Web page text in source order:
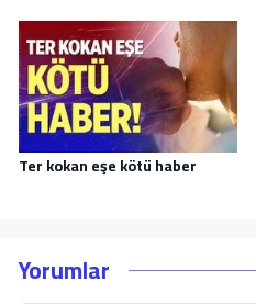
Ter kokan eşe kötü haber
Yorumlar